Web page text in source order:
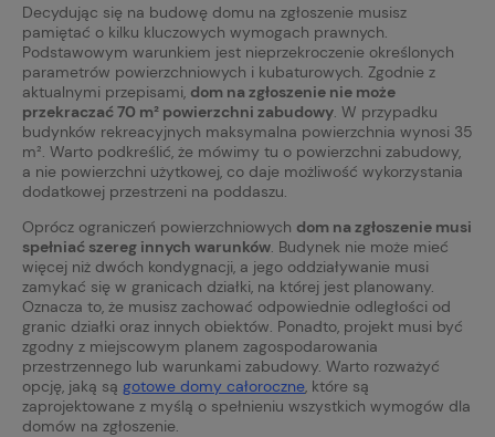
Decydując się na budowę domu na zgłoszenie musisz
pamiętać o kilku kluczowych wymogach prawnych.
Podstawowym warunkiem jest nieprzekroczenie określonych
parametrów powierzchniowych i kubaturowych. Zgodnie z
aktualnymi przepisami, dom na zgłoszenie nie może
przekraczać 70 m² powierzchni zabudowy. W przypadku
budynków rekreacyjnych maksymalna powierzchnia wynosi 35
m². Warto podkreślić, że mówimy tu o powierzchni zabudowy,
a nie powierzchni użytkowej, co daje możliwość wykorzystania
dodatkowej przestrzeni na poddaszu.
Oprócz ograniczeń powierzchniowych dom na zgłoszenie musi
spełniać szereg innych warunków. Budynek nie może mieć
więcej niż dwóch kondygnacji, a jego oddziaływanie musi
zamykać się w granicach działki, na której jest planowany.
Oznacza to, że musisz zachować odpowiednie odległości od
granic działki oraz innych obiektów. Ponadto, projekt musi być
zgodny z miejscowym planem zagospodarowania
przestrzennego lub warunkami zabudowy. Warto rozważyć
opcję, jaką są gotowe domy całoroczne, które są
zaprojektowane z myślą o spełnieniu wszystkich wymogów dla
domów na zgłoszenie.